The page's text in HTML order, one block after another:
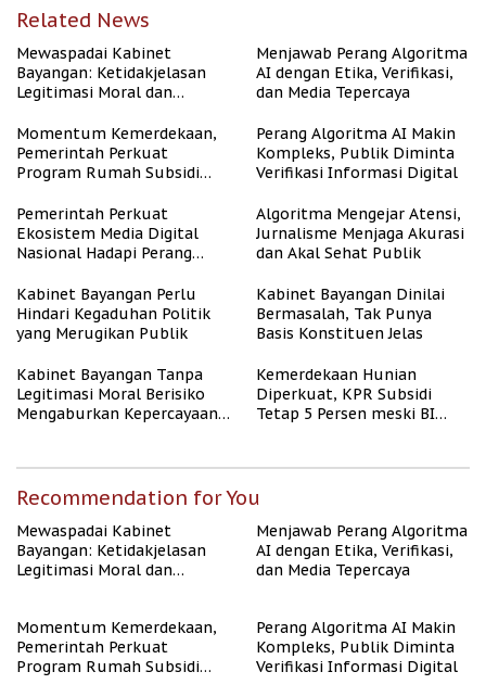
Related News
Mewaspadai Kabinet
Bayangan: Ketidakjelasan
Legitimasi Moral dan
Menjawab Perang Algoritma
AI dengan Etika, Verifikasi,
dan Media Tepercaya
Momentum Kemerdekaan,
Pemerintah Perkuat
Program Rumah Subsidi
Berpenghasilan Rendah
Perang Algoritma AI Makin
Kompleks, Publik Diminta
Verifikasi Informasi Digital
Pemerintah Perkuat
Ekosistem Media Digital
Nasional Hadapi Perang
Algoritma Mengejar Atensi,
Jurnalisme Menjaga Akurasi
dan Akal Sehat Publik
Kabinet Bayangan Perlu
Hindari Kegaduhan Politik
yang Merugikan Publik
Kabinet Bayangan Dinilai
Bermasalah, Tak Punya
Basis Konstituen Jelas
Kabinet Bayangan Tanpa
Legitimasi Moral Berisiko
Mengaburkan Kepercayaan
Kemerdekaan Hunian
Diperkuat, KPR Subsidi
Tetap 5 Persen meski BI
Recommendation for You
Mewaspadai Kabinet
Bayangan: Ketidakjelasan
Legitimasi Moral dan
Menjawab Perang Algoritma
AI dengan Etika, Verifikasi,
dan Media Tepercaya
Momentum Kemerdekaan,
Pemerintah Perkuat
Program Rumah Subsidi
Perang Algoritma AI Makin
Kompleks, Publik Diminta
Verifikasi Informasi Digital